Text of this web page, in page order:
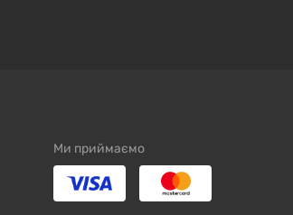
Ми приймаємо